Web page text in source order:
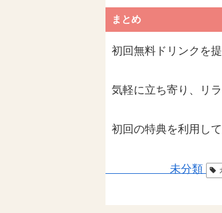
まとめ
初回無料ドリンクを
気軽に立ち寄り、リ
初回の特典を利用し
未分類